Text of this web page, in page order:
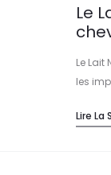
Le
Le Lait
les
Lire La